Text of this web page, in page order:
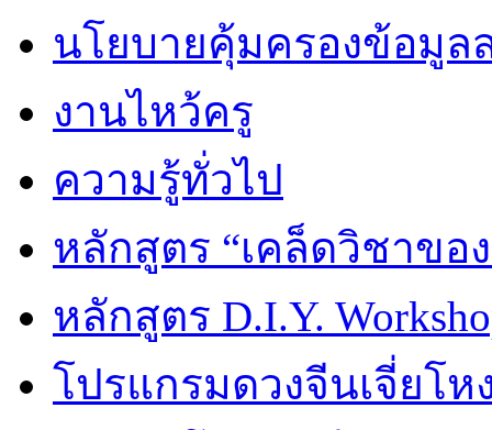
นโยบายคุ้มครองข้อมูล
งานไหว้ครู
ความรู้ทั่วไป
หลักสูตร “เคล็ดวิชาขอ
หลักสูตร D.I.Y.
โปรแกรมดวงจีนเจี่ยโห